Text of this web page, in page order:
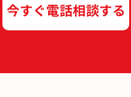
今すぐ電話相談する